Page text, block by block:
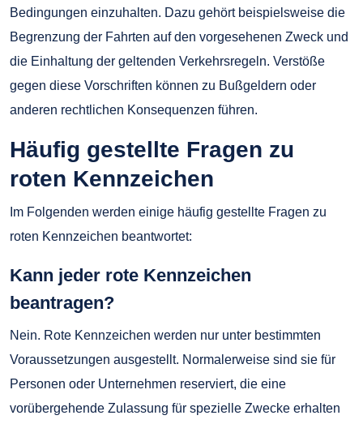
Bedingungen einzuhalten. Dazu gehört beispielsweise die
Begrenzung der Fahrten auf den vorgesehenen Zweck und
die Einhaltung der geltenden Verkehrsregeln. Verstöße
gegen diese Vorschriften können zu Bußgeldern oder
anderen rechtlichen Konsequenzen führen.
Häufig gestellte Fragen zu
roten Kennzeichen
Im Folgenden werden einige häufig gestellte Fragen zu
roten Kennzeichen beantwortet:
Kann jeder rote Kennzeichen
beantragen?
Nein. Rote Kennzeichen werden nur unter bestimmten
Voraussetzungen ausgestellt. Normalerweise sind sie für
Personen oder Unternehmen reserviert, die eine
vorübergehende Zulassung für spezielle Zwecke erhalten